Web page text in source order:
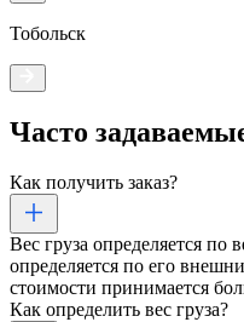
Тобольск
Часто
Как получить заказ?
Вес груза определяется по
определяется по его
стоимости принимается
Как определить вес груза?